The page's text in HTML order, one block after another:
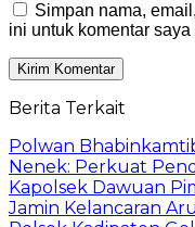
Simpan nama,
ini untuk komentar saya
Berita Terkait
Polwan
Nenek: Perkuat
Kapolsek Dawuan
Jamin Kelancaran